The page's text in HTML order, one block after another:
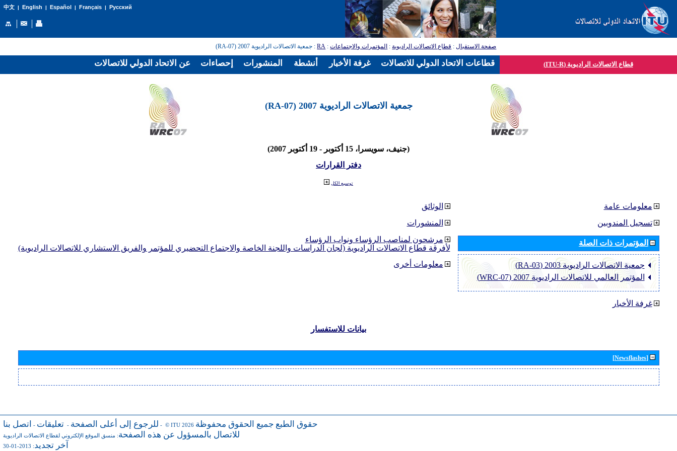
中文| English | Español | Français| Русский
صفحة الاستقبال: قطاع الاتصالات الراديوية: المؤتمرات والاجتماعات:
RA: جمعية الاتصالات الراديوية 2007 (RA-07)
قطاع الاتصالات الراديوية (ITU-R)
جمعية الاتصالات الراديوية 2007 (RA-07)
(جنيف، سويسرا، 15 أكتوبر - 19 أكتوبر 2007)
دفتر القرارات
توسيع الكل
الوثائق
المنشورات
مرشحون لمناصب الرؤساء ونواب الرؤساء
لأفرقة قطاع الاتصالات الراديوية (لجان الدراسات واللجنة الخاصة والاجتماع التحضيري للمؤتمر والفريق الاستشاري للاتصالات الراديوية)
معلومات أخرى
معلومات عامة
تسجيل المندوبين
المؤتمرات ذات الصلة
جمعية الاتصالات الراديوية 2003 (RA-03)
المؤتمر العالمي للاتصالات الراديوية 2007 (WRC-07)
غرفة الأخبار
بيانات للاستفسار
[Newsflashes]
للرجوع إلى أعلى الصفحة - تعليقات - اتصل بنا - © ITU 2026 حقوق الطبع جميع الحقوق محفوظة
للاتصال بالمسؤول عن هذه الصفحة: منسق الموقع الإلكتروني لقطاع الاتصالات الراديوية
آخر تجديد: 2013-01-30
عن الاتحاد الدولي للاتصالات إحصاءات المنشورات أنشطة غرفة الأخبار قطاعات الاتحاد الدولي للاتصالات